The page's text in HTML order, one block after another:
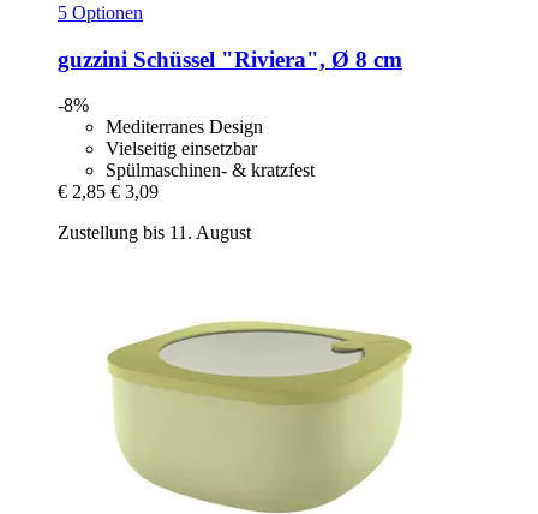
5 Optionen
guzzini Schüssel "Riviera", Ø 8 cm
-8%
Mediterranes Design
Vielseitig einsetzbar
Spülmaschinen- & kratzfest
€ 2,85 € 3,09
Zustellung bis 11. August